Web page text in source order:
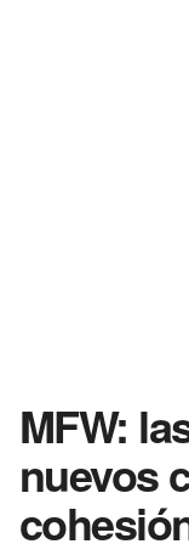
MFW:
nuevos